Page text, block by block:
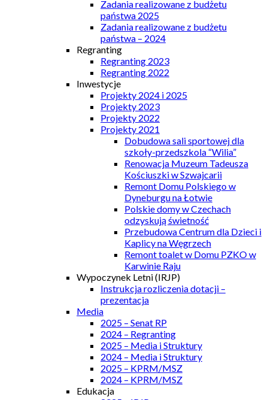
Zadania realizowane z budżetu
państwa 2025
Zadania realizowane z budżetu
państwa – 2024
Regranting
Regranting 2023
Regranting 2022
Inwestycje
Projekty 2024 i 2025
Projekty 2023
Projekty 2022
Projekty 2021
Dobudowa sali sportowej dla
szkoły-przedszkola “Wilia”
Renowacja Muzeum Tadeusza
Kościuszki w Szwajcarii
Remont Domu Polskiego w
Dyneburgu na Łotwie
Polskie domy w Czechach
odzyskują świetność
Przebudowa Centrum dla Dzieci i
Kaplicy na Węgrzech
Remont toalet w Domu PZKO w
Karwinie Raju
Wypoczynek Letni (IRJP)
Instrukcja rozliczenia dotacji –
prezentacja
Media
2025 – Senat RP
2024 – Regranting
2025 – Media i Struktury
2024 – Media i Struktury
2025 – KPRM/MSZ
2024 – KPRM/MSZ
Edukacja